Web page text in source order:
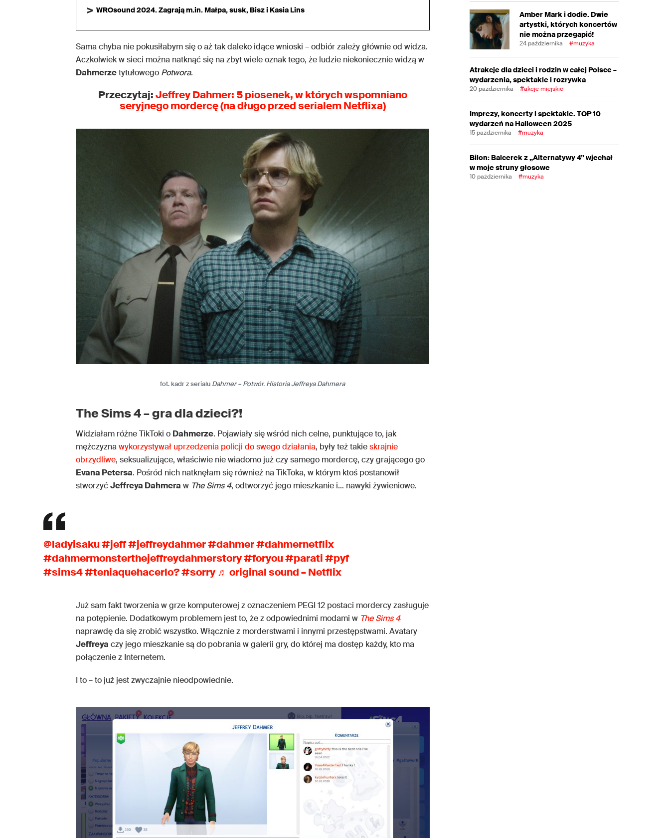
WROsound 2024. Zagrają m.in. Małpa, susk, Bisz i Kasia Lins
Sama chyba nie pokusiłabym się o aż tak daleko idące wnioski – odbiór zależy głównie od widza.
Aczkolwiek w sieci można natknąć się na zbyt wiele oznak tego, że ludzie niekoniecznie widzą w
Dahmerzetytułowego Potwora.
Przeczytaj:Jeffrey Dahmer: 5 piosenek, w których wspomniano
seryjnego mordercę (na długo przed serialem Netflixa)
fot. kadr z serialu Dahmer – Potwór. Historia Jeffreya Dahmera
The Sims 4 – gra dla dzieci?!
Widziałam różne TikToki o Dahmerze. Pojawiały się wśród nich celne, punktujące to, jak
mężczyznawykorzystywał uprzedzenia policji do swego działania, były też takieskrajnie
obrzydliwe, seksualizujące, właściwie nie wiadomo już czy samego mordercę, czy grającego go
Evana Petersa. Pośród nich natknęłam się również na TikToka, w którym ktoś postanowił
stworzyćJeffreya Dahmera w The Sims 4, odtworzyć jego mieszkanie i… nawyki żywieniowe.
@ladyisaku#jeff#jeffreydahmer#dahmer#dahmernetflix
#dahmermonsterthejeffreydahmerstory#foryou#parati#pyf
#sims4#teniaquehacerlo?#sorry ♬ original sound – Netflix
Już sam fakt tworzenia w grze komputerowej z oznaczeniem PEGI 12 postaci mordercy zasługuje
na potępienie. Dodatkowym problemem jest to, że z odpowiednimi modami w The Sims 4
naprawdę da się zrobić wszystko. Włącznie z morderstwami i innymi przestępstwami. Avatary
Jeffreya czy jego mieszkanie są do pobrania w galerii gry, do której ma dostęp każdy, kto ma
połączenie z Internetem.
I to – to już jest zwyczajnie nieodpowiednie.
Amber Mark i dodie. Dwie
artystki, których koncertów
nie można przegapić!
24 października #muzyka
Atrakcje dla dzieci i rodzin w całej Polsce –
wydarzenia, spektakle i rozrywka
20 października #akcje miejskie
Imprezy, koncerty i spektakle. TOP 10
wydarzeń na Halloween 2025
15 października #muzyka
Bilon: Balcerek z „Alternatywy 4” wjechał
w moje struny głosowe
10 października #muzyka